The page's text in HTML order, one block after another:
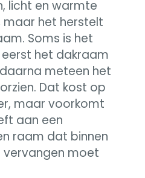
licht en warmte
maar het herstelt
Soms is het
het dakraam
meteen het
Dat kost op
maar voorkomt
aan een
raam dat binnen
vervangen moet